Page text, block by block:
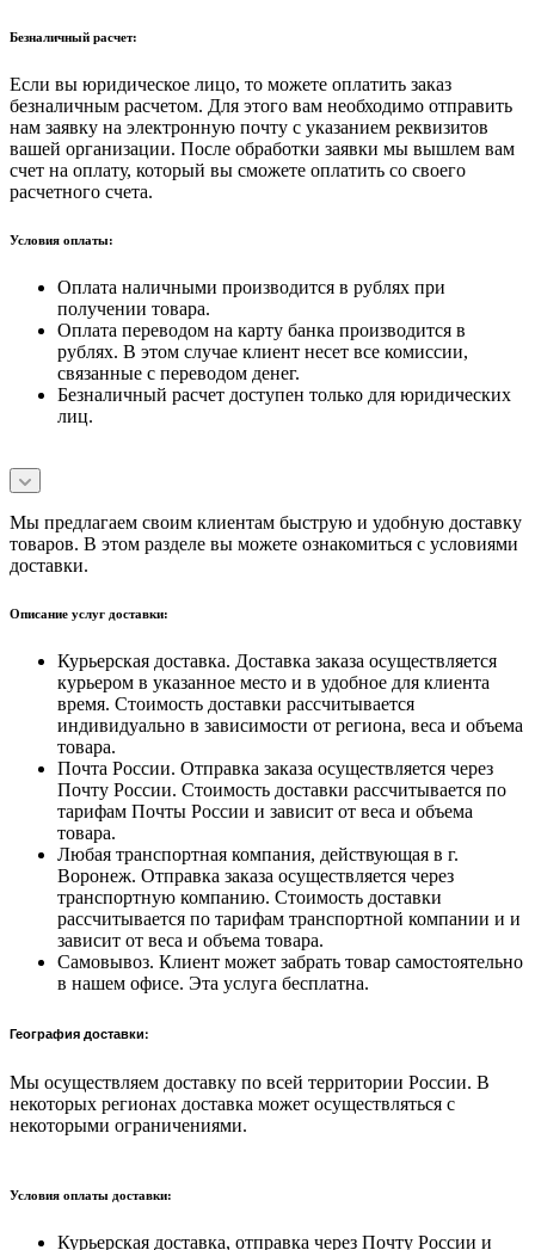
Безналичный расчет:
Если вы юридическое лицо, то можете оплатить заказ
безналичным расчетом. Для этого вам необходимо отправить
нам заявку на электронную почту с указанием реквизитов
вашей организации. После обработки заявки мы вышлем вам
счет на оплату, который вы сможете оплатить со своего
расчетного счета.
Условия оплаты:
Оплата наличными производится в рублях при
получении товара.
Оплата переводом на карту банка производится в
рублях. В этом случае клиент несет все комиссии,
связанные с переводом денег.
Безналичный расчет доступен только для юридических
лиц.
Мы предлагаем своим клиентам быструю и удобную доставку
товаров. В этом разделе вы можете ознакомиться с условиями
доставки.
Описание услуг доставки:
Курьерская доставка. Доставка заказа осуществляется
курьером в указанное место и в удобное для клиента
время. Стоимость доставки рассчитывается
индивидуально в зависимости от региона, веса и объема
товара.
Почта России. Отправка заказа осуществляется через
Почту России. Стоимость доставки рассчитывается по
тарифам Почты России и зависит от веса и объема
товара.
Любая транспортная компания, действующая в г.
Воронеж. Отправка заказа осуществляется через
транспортную компанию. Стоимость доставки
рассчитывается по тарифам транспортной компании и и
зависит от веса и объема товара.
Самовывоз. Клиент может забрать товар самостоятельно
в нашем офисе. Эта услуга бесплатна.
География доставки:
Мы осуществляем доставку по всей территории России. В
некоторых регионах доставка может осуществляться с
некоторыми ограничениями.
Условия оплаты доставки:
Курьерская доставка, отправка через Почту России и